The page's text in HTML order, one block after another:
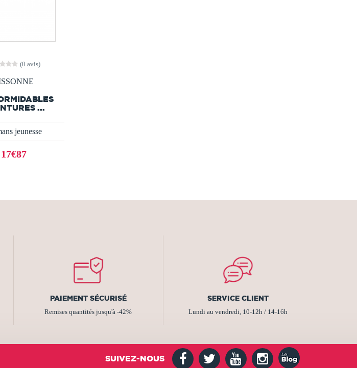
(0 avis)
...
jeunesse
17€87
PAIEMENT SÉCURISÉ
Remises quantités jusqu'à -42%
SERVICE CLIENT
Lundi au vendredi, 10-12h / 14-16h
SUIVEZ-NOUS